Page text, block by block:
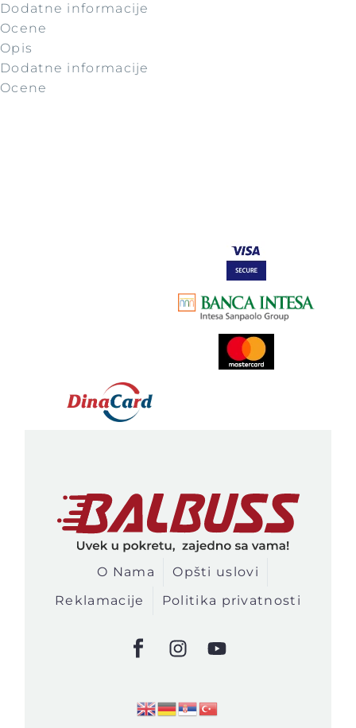
Dodatne informacije
Ocene
Opis
Dodatne informacije
Ocene
O Nama
Opšti uslovi
Reklamacije
Politika privatnosti